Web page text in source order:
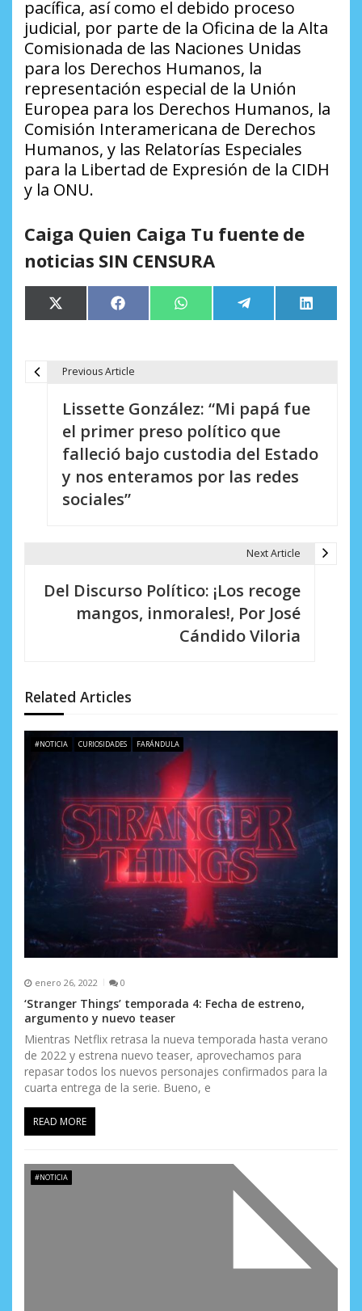
pacífica, así como el debido proceso
judicial, por parte de la Oficina de la Alta
Comisionada de las Naciones Unidas
para los Derechos Humanos, la
representación especial de la Unión
Europea para los Derechos Humanos, la
Comisión Interamericana de Derechos
Humanos, y las Relatorías Especiales
para la Libertad de Expresión de la CIDH
y la ONU.
Caiga Quien Caiga Tu fuente de
noticias SIN CENSURA
Compartir
en
X
(Twitter)
Compartir
en
Facebook Compartir
en
WhatsApp Compartir
en
Telegram
en
LinkedIn
e
e
d
s
Previous Article
Lissette González: “Mi papá fue
el primer preso político que
falleció bajo custodia del Estado
y nos enteramos por las redes
sociales”
Next Article
Del Discurso Político: ¡Los recoge
mangos, inmorales!, Por José
Cándido Viloria
Related Articles
#NOTICIA CURIOSIDADES FARÁNDULA
enero 26, 2022 0
‘Stranger Things’ temporada 4: Fecha de estreno,
argumento y nuevo teaser
Mientras Netflix retrasa la nueva temporada hasta verano
de 2022 y estrena nuevo teaser, aprovechamos para
repasar todos los nuevos personajes confirmados para la
cuarta entrega de la serie. Bueno, e
READ MORE
#NOTICIA